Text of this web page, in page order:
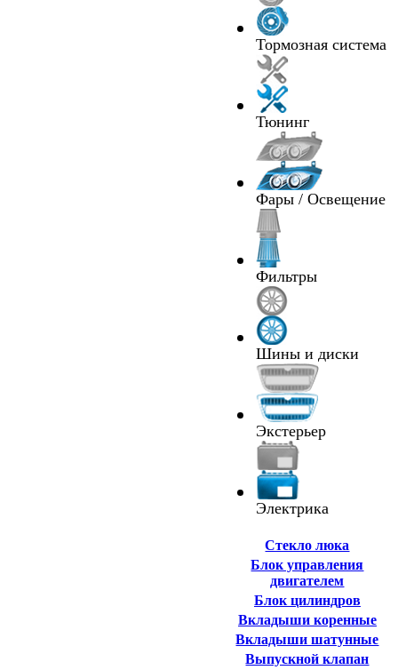
Тормозная система
Тюнинг
Фары / Освещение
Фильтры
Шины и диски
Экстерьер
Электрика
Cтекло люка
Блок управления
двигателем
Блок цилиндров
Вкладыши коренные
Вкладыши шатунные
Выпускной клапан